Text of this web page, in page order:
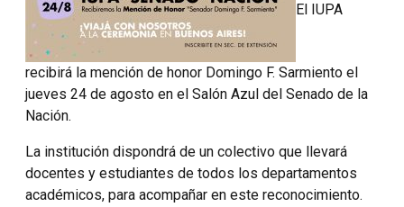
El IUPA
recibirá la mención de honor Domingo F. Sarmiento el
jueves 24 de agosto en el Salón Azul del Senado de la
Nación.
La institución dispondrá de un colectivo que llevará
docentes y estudiantes de todos los departamentos
académicos, para acompañar en este reconocimiento.